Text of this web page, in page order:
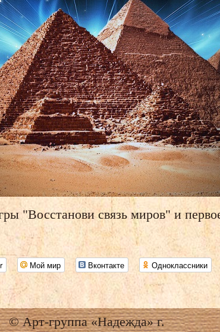
"Восстанови связь миров" и
Мой мир Вконтакте Одноклассники
© Арт-группа «Надежда» г.